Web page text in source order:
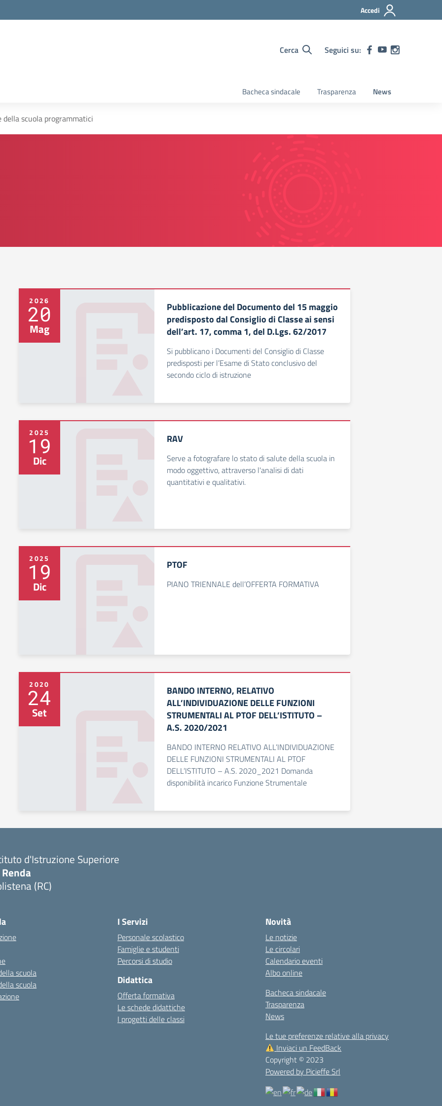
Accedi
Cerca Seguici su:
Bacheca sindacale Trasparenza News
della scuola programmatici
2026
20
Mag
Pubblicazione del Documento del 15 maggio
predisposto dal Consiglio di Classe ai sensi
dell’art. 17, comma 1, del D.Lgs. 62/2017
Si pubblicano i Documenti del Consiglio di Classe
predisposti per l’Esame di Stato conclusivo del
secondo ciclo di istruzione
2025
19
Dic
RAV
Serve a fotografare lo stato di salute della scuola in
modo oggettivo, attraverso l'analisi di dati
quantitativi e qualitativi.
2025
19
Dic
PTOF
PIANO TRIENNALE dell’OFFERTA FORMATIVA
2020
24
Set
BANDO INTERNO, RELATIVO
ALL’INDIVIDUAZIONE DELLE FUNZIONI
STRUMENTALI AL PTOF DELL’ISTITUTO –
A.S. 2020/2021
BANDO INTERNO RELATIVO ALL’INDIVIDUAZIONE
DELLE FUNZIONI STRUMENTALI AL PTOF
DELL’ISTITUTO – A.S. 2020_2021 Domanda
disponibilità incarico Funzione Strumentale
d'Istruzione Superiore
Renda
(RC)
scuola
scuola
I Servizi
Personale scolastico
Famiglie e studenti
Percorsi di studio
Didattica
Offerta formativa
Le schede didattiche
I progetti delle classi
Novità
Le notizie
Le circolari
Calendario eventi
Albo online
Bacheca sindacale
Trasparenza
News
Le tue preferenze relative alla privacy
Inviaci un FeedBack
Copyright © 2023
Powered by Picieffe Srl